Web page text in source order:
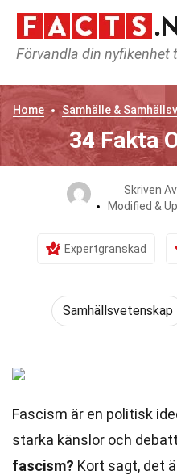
Förvandla din nyfikenhet
Home Samhälle &
34 Fakta
Skriven
Modified &
Expertgranskad
Samhällsvetenskap
Fascism är en politisk
starka känslor och
fascism? Kort sagt, det